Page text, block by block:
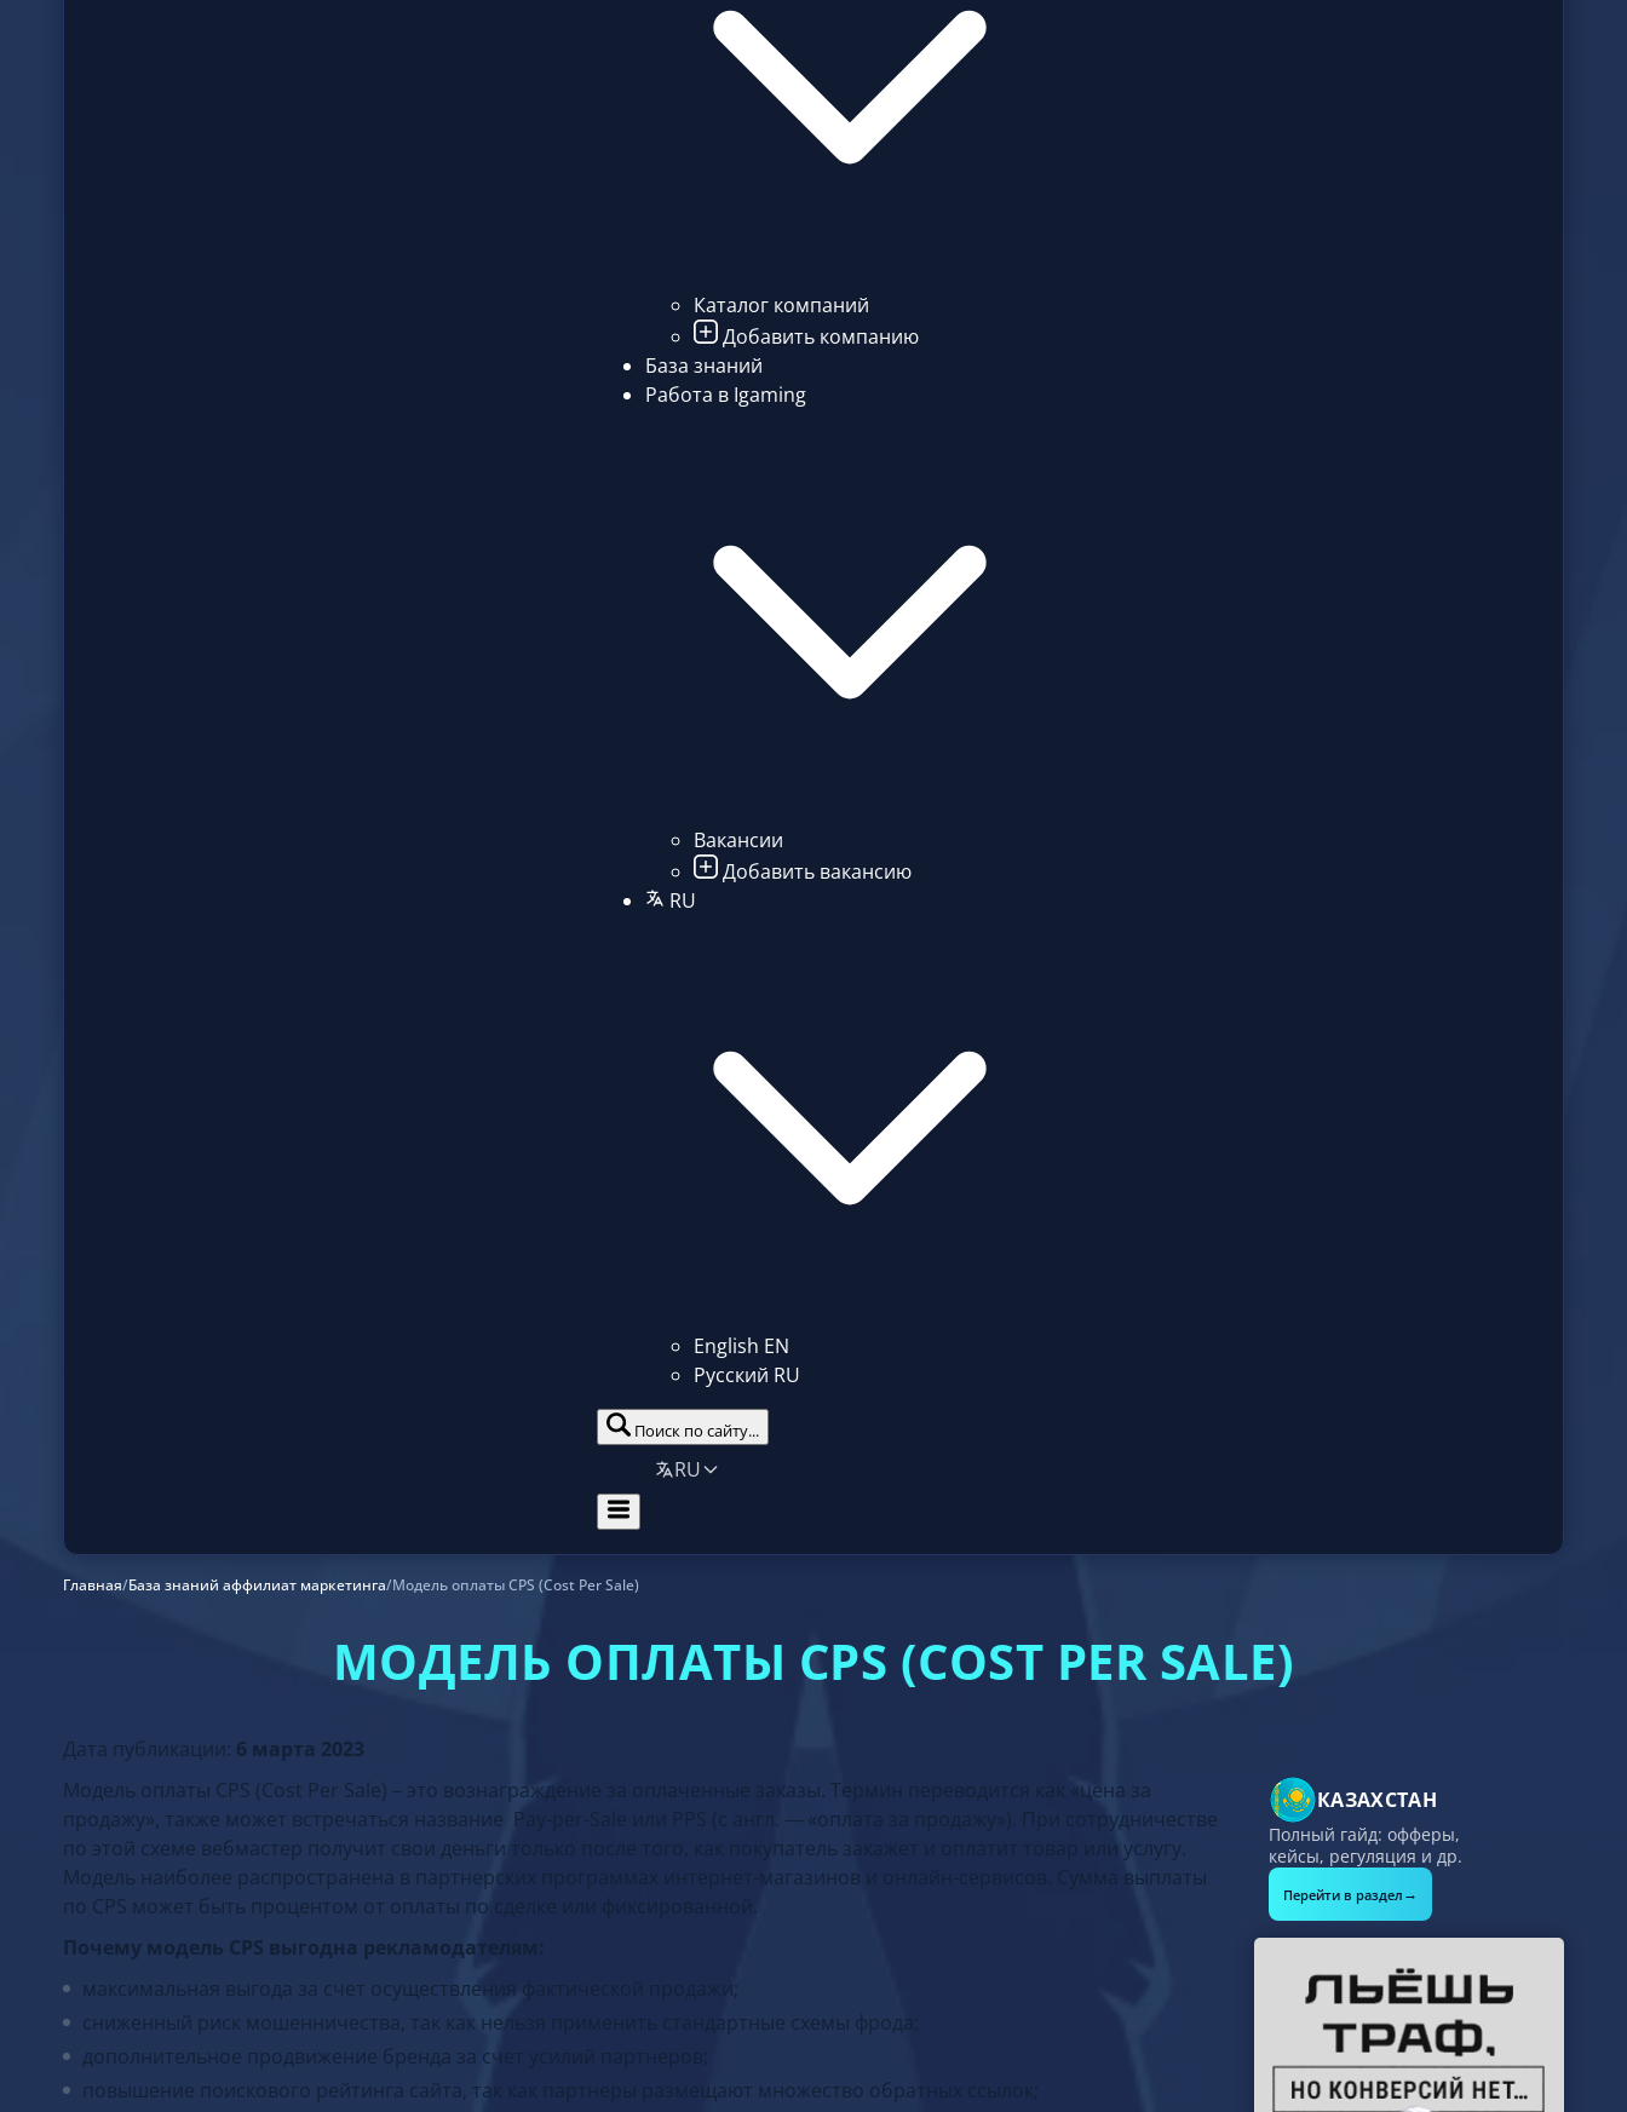
Каталог компаний
Добавить компанию
База знаний
Работа в Igaming
Вакансии
Добавить вакансию
RU
English EN
Русский RU
Поиск по сайту...
RU
Главная/База знаний аффилиат маркетинга/Модель оплаты CPS (Cost Per Salе)
МОДЕЛЬ ОПЛАТЫ CPS (COST PER SALЕ)
Дата публикации: 6 марта 2023
Модель оплаты CPS (Cost Per Salе) – это вознаграждение за оплаченные заказы. Термин переводится как «цена за
продажу», также может встречаться название Pay-per-Sale или PPS (с англ. — «оплата за продажу»). При сотрудничестве
по этой схеме вебмастер получит свои деньги только после того, как покупатель закажет и оплатит товар или услугу.
Модель наиболее распространена в партнерских программах интернет-магазинов и онлайн-сервисов. Сумма выплаты
по CPS может быть процентом от оплаты по сделке или фиксированной.
Почему модель CPS выгодна рекламодателям:
максимальная выгода за счет осуществления фактической продажи;
сниженный риск мошенничества, так как нельзя применить стандартные схемы фрода;
дополнительное продвижение бренда за счет усилий партнеров;
повышение поискового рейтинга сайта, так как партнеры размещают множество обратных ссылок;
КАЗАХСТАН
Полный гайд: офферы,
кейсы, регуляция и др.
Перейти в раздел →